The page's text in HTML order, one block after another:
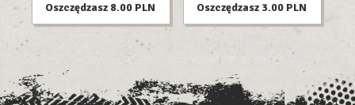
Oszczędzasz 8.00 PLN
Oszczędzasz 3.00 PLN